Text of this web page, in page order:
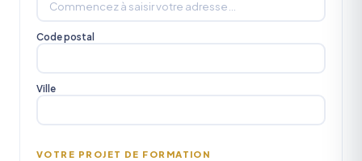
Code postal
Ville
VOTRE PROJET DE FORMATION